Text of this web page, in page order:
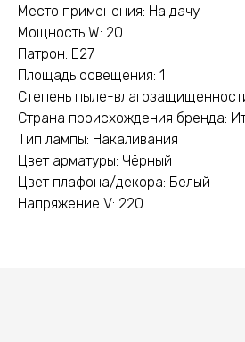
Место применения: На дачу
Мощность W: 20
Патрон: E27
Площадь освещения: 1
Степень пыле-
Страна происхождения бренда:
Тип лампы: Накаливания
Цвет арматуры: Чёрный
Цвет плафона/декора: Белый
Напряжение V: 220